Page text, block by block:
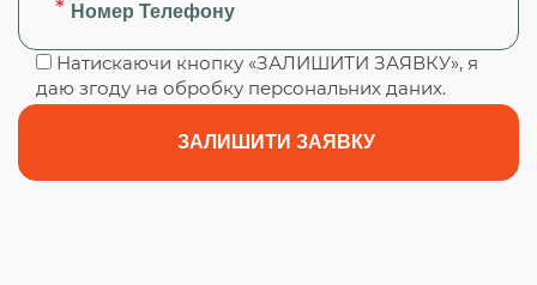
Натискаючи кнопку «ЗАЛИШИТИ ЗАЯВКУ», я
даю згоду на обробку персональних даних.